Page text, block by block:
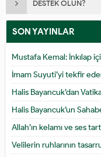
DESTEK OLUN?
SON YAYINLAR
Mustafa Kemal: İnkılap
İmam Suyuti’yi tekfir
Halis Bayancuk’dan
Halis Bayancuk’un
Allah’ın kelamı ve ses
Velilerin ruhlarının